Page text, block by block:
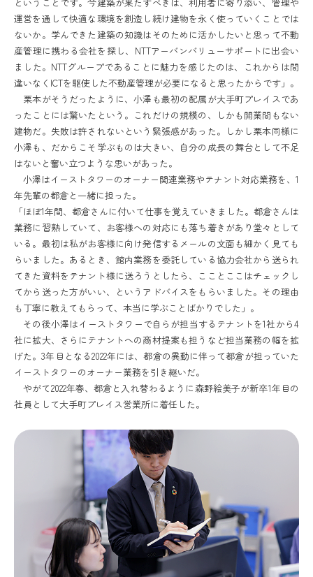
運営を通して快適な環境を創造し続け建物を永く使っていくことでは
ないか。学んできた建築の知識はそのために活かしたいと思って不動
産管理に携わる会社を探し、NTTアーバンバリューサポートに出会い
ました。NTTグループであることに魅力を感じたのは、これからは間
違いなくICTを駆使した不動産管理が必要になると思ったからです」。
栗本がそうだったように、小澤も最初の配属が大手町プレイスであ
ったことには驚いたという。これだけの規模の、しかも開業間もない
建物だ。失敗は許されないという緊張感があった。しかし栗本同様に
小澤も、だからこそ学ぶものは大きい、自分の成長の舞台として不足
はないと奮い立つような思いがあった。
小澤はイーストタワーのオーナー関連業務やテナント対応業務を、1
年先輩の都倉と一緒に担った。
「ほぼ1年間、都倉さんに付いて仕事を覚えていきました。都倉さんは
業務に習熟していて、お客様への対応にも落ち着きがあり堂々として
いる。最初は私がお客様に向け発信するメールの文面も細かく見ても
らいました。あるとき、館内業務を委託している協力会社から送られ
てきた資料をテナント様に送ろうとしたら、こことここはチェックし
てから送った方がいい、というアドバイスをもらいました。その理由
も丁寧に教えてもらって、本当に学ぶことばかりでした」。
その後小澤はイーストタワーで自らが担当するテナントを1社から4
社に拡大、さらにテナントへの商材提案も担うなど担当業務の幅を拡
げた。3年目となる2022年には、都倉の異動に伴って都倉が担っていた
イーストタワーのオーナー業務を引き継いだ。
やがて2022年春、都倉と入れ替わるように森野絵美子が新卒1年目の
社員として大手町プレイス営業所に着任した。